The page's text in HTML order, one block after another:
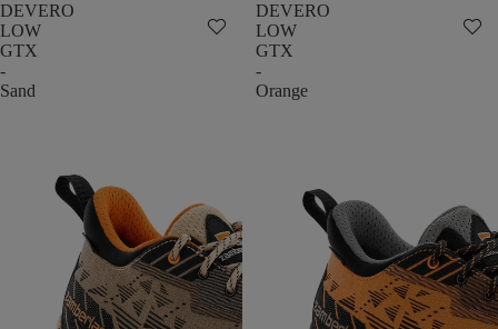
DEVERO
LOW
GTX
-
Sand
DEVERO
LOW
GTX
-
Orange